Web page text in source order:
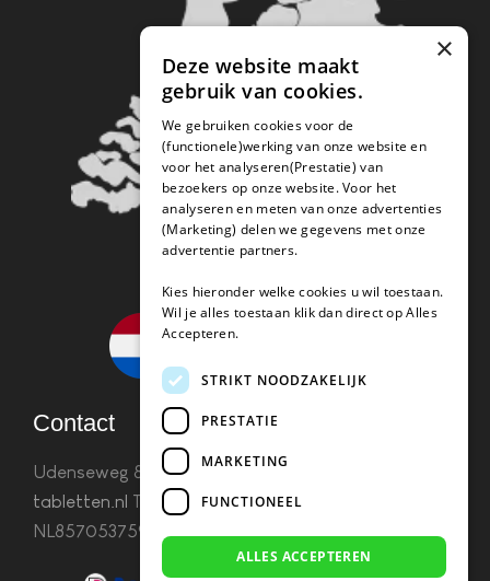
Contact
Udenseweg 8B 5405 PA Udeninfo(@)koffie-
tabletten.nl Tel. 085 782 5578KvK 67529623 Btw:
NL857053759B01
×
Deze website maakt
gebruik van cookies.
We gebruiken cookies voor de
(functionele)werking van onze website en
voor het analyseren(Prestatie) van
bezoekers op onze website. Voor het
analyseren en meten van onze advertenties
(Marketing) delen we gegevens met onze
advertentie partners.
Kies hieronder welke cookies u wil toestaan.
Wil je alles toestaan klik dan direct op Alles
Accepteren.
STRIKT NOODZAKELIJK
PRESTATIE
MARKETING
FUNCTIONEEL
ALLES ACCEPTEREN